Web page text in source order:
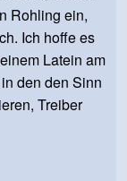
Rohling ein,
Ich hoffe es
Latein am
den den Sinn
Treiber